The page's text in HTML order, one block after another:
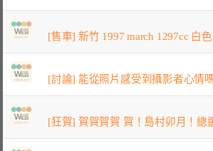
[售車] 新竹 1997 march 1297cc 白
[討論] 能從照片感受到攝影者心情
[狂賀] 賀賀賀賀 賀！島村卯月！總